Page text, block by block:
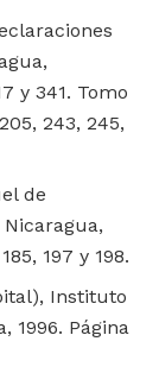
y 341. Tomo
243, 245,
de
197 y 198.
Instituto
1996. Página